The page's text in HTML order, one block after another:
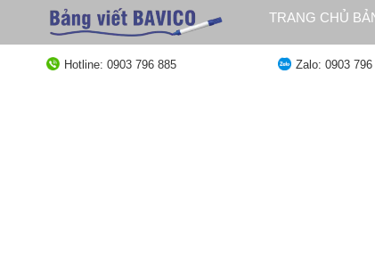
TRANG CHỦ
Hotline: 0903 796 885 Zalo: 0903 796